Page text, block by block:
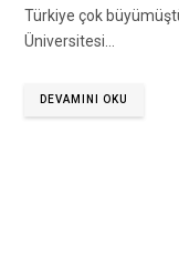
Türkiye çok
Üniversitesi…
DEVAMINI OKU